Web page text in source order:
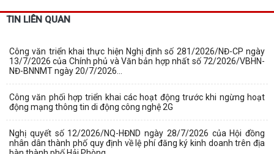
TIN LIÊN QUAN
Công văn triển khai thực hiện Nghị định số 281/2026/NĐ-CP ngày
13/7/2026 của Chính phủ và Văn bản hợp nhất số 72/2026/VBHN-
NĐ-BNNMT ngày 20/7/2026...
Công văn phối hợp triển khai các hoạt động trước khi ngừng hoạt
động mạng thông tin di động công nghệ 2G
Nghị quyết số 12/2026/NQ-HĐND ngày 28/7/2026 của Hội đồng
nhân dân thành phố quy định về lệ phí đăng ký kinh doanh trên địa